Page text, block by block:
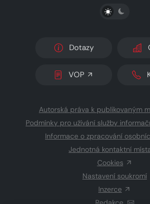
PŘEPNOUT
Dotazy
VOP
Autorská práva k publikovaným
Podmínky pro užívání služby
Informace o zpracování
Jednotná kontaktní
Cookies
Nastavení soukromí
Inzerce